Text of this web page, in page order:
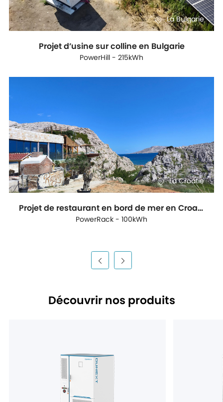
La Bulgarie
Projet d’usine sur colline en Bulgarie
PowerHill - 215kWh
La Croatie
Projet de restaurant en bord de mer en Croatie
PowerRack - 100kWh
Découvrir nos produits